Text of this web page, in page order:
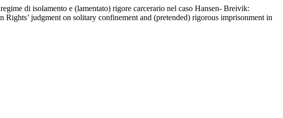
di isolamento e (lamentato) rigore carcerario nel caso Hansen- Breivik:
judgment on solitary confinement and (pretended) rigorous imprisonment in